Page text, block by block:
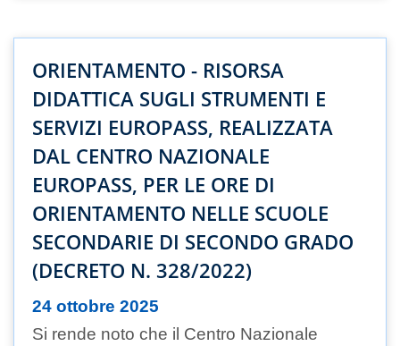
ORIENTAMENTO - RISORSA
DIDATTICA SUGLI STRUMENTI E
SERVIZI EUROPASS, REALIZZATA
DAL CENTRO NAZIONALE
EUROPASS, PER LE ORE DI
ORIENTAMENTO NELLE SCUOLE
SECONDARIE DI SECONDO GRADO
(DECRETO N. 328/2022)
24 ottobre 2025
Si rende noto che il Centro Nazionale